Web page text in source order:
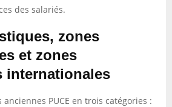
des salariés.
zones
et zones
internationales
PUCE en trois catégories :